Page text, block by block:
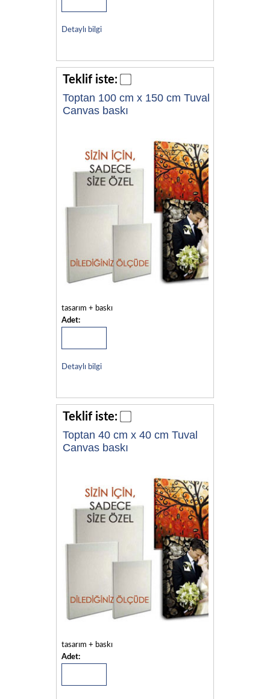
Detaylı bilgi
Teklif iste:
Toptan 100 cm x 150 cm Tuval
Canvas baskı
tasarım + baskı
Adet:
Detaylı bilgi
Teklif iste:
Toptan 40 cm x 40 cm Tuval
Canvas baskı
tasarım + baskı
Adet: